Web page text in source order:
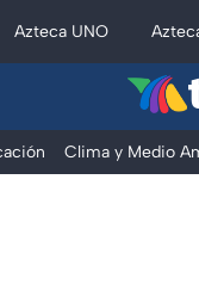
Azteca UNO
Clima y Medio